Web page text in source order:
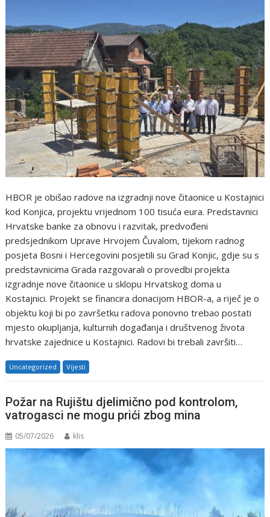
HBOR je obišao radove na izgradnji nove čitaonice u Kostajnici
kod Konjica, projektu vrijednom 100 tisuća eura. Predstavnici
Hrvatske banke za obnovu i razvitak, predvođeni
predsjednikom Uprave Hrvojem Čuvalom, tijekom radnog
posjeta Bosni i Hercegovini posjetili su Grad Konjic, gdje su s
predstavnicima Grada razgovarali o provedbi projekta
izgradnje nove čitaonice u sklopu Hrvatskog doma u
Kostajnici. Projekt se financira donacijom HBOR-a, a riječ je o
objektu koji bi po završetku radova ponovno trebao postati
mjesto okupljanja, kulturnih događanja i društvenog života
hrvatske zajednice u Kostajnici. Radovi bi trebali završiti…
Uncategorized Vijesti
Požar na Rujištu djelimično pod kontrolom,
vatrogasci ne mogu prići zbog mina
05/07/2026 klis